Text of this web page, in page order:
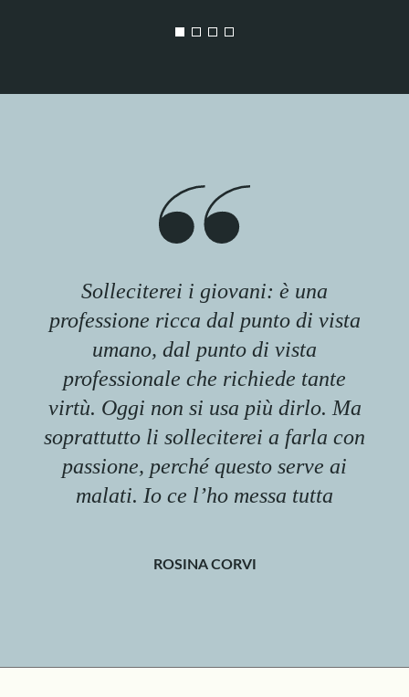
Solleciterei i giovani: è una
professione ricca dal punto di vista
umano, dal punto di vista
professionale che richiede tante
virtù. Oggi non si usa più dirlo. Ma
soprattutto li solleciterei a farla con
passione, perché questo serve ai
malati. Io ce l’ho messa tutta
ROSINA CORVI